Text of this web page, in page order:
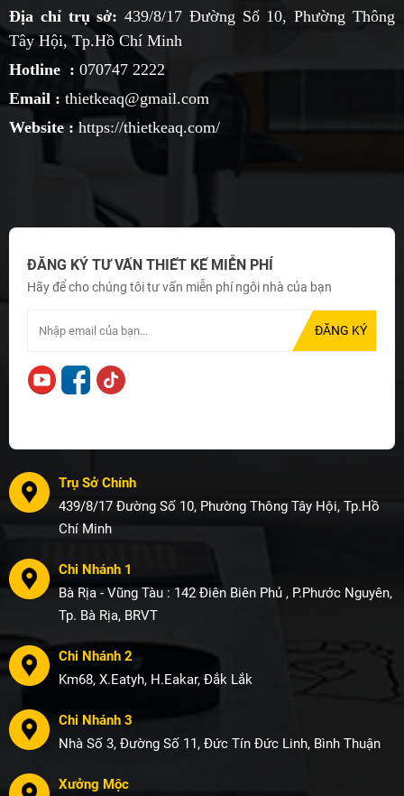
Địa chỉ trụ sở: 439/8/17 Đường Số 10, Phường Thông
Tây Hội, Tp.Hồ Chí Minh
Hotline : 070747 2222
Email : thietkeaq@gmail.com
Website : https://thietkeaq.com/
ĐĂNG KÝ TƯ VẤN THIẾT KẾ MIỄN PHÍ
Hãy để cho chúng tôi tư vấn miễn phí ngôi nhà của bạn
Trụ Sở Chính
439/8/17 Đường Số 10, Phường Thông Tây Hội, Tp.Hồ
Chí Minh
Chi Nhánh 1
Bà Rịa - Vũng Tàu : 142 Điên Biên Phủ , P.Phước Nguyên,
Tp. Bà Rịa, BRVT
Chi Nhánh 2
Km68, X.Eatyh, H.Eakar, Đắk Lắk
Chi Nhánh 3
Nhà Số 3, Đường Số 11, Đức Tín Đức Linh, Bình Thuận
Xưởng Mộc